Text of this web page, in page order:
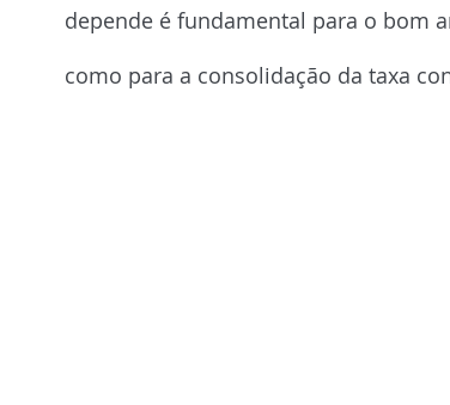
depende é fundamental para o bom
como para a consolidação da taxa